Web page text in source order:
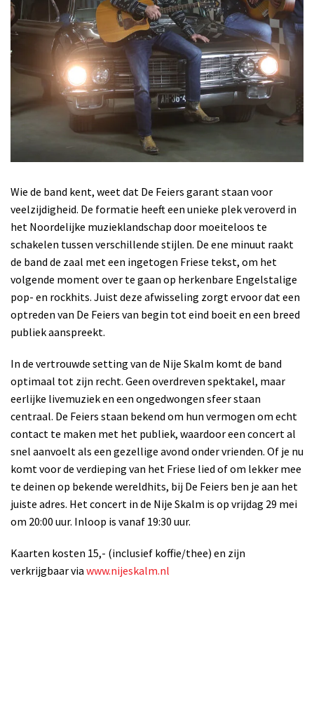
Wie de band kent, weet dat De Feiers garant staan voor
veelzijdigheid. De formatie heeft een unieke plek veroverd in
het Noordelijke muzieklandschap door moeiteloos te
schakelen tussen verschillende stijlen. De ene minuut raakt
de band de zaal met een ingetogen Friese tekst, om het
volgende moment over te gaan op herkenbare Engelstalige
pop- en rockhits. Juist deze afwisseling zorgt ervoor dat een
optreden van De Feiers van begin tot eind boeit en een breed
publiek aanspreekt.
In de vertrouwde setting van de Nije Skalm komt de band
optimaal tot zijn recht. Geen overdreven spektakel, maar
eerlijke livemuziek en een ongedwongen sfeer staan
centraal. De Feiers staan bekend om hun vermogen om echt
contact te maken met het publiek, waardoor een concert al
snel aanvoelt als een gezellige avond onder vrienden. Of je nu
komt voor de verdieping van het Friese lied of om lekker mee
te deinen op bekende wereldhits, bij De Feiers ben je aan het
juiste adres. Het concert in de Nije Skalm is op vrijdag 29 mei
om 20:00 uur. Inloop is vanaf 19:30 uur.
Kaarten kosten 15,- (inclusief koffie/thee) en zijn
verkrijgbaar via www.nijeskalm.nl